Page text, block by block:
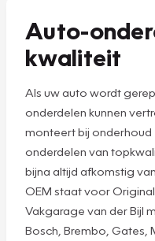
Auto-
kwaliteit
Als uw auto wordt
onderdelen kunnen
monteert bij onderhoud
onderdelen van
bijna altijd afkomstig
OEM staat voor
Vakgarage van der Bijl
Bosch, Brembo, Gates,